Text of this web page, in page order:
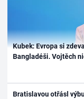
Kubek: Evropa si
Bangladéši. Vojtěch
Bratislavou otřásl